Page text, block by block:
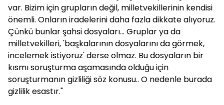
var. Bizim için grupların değil, milletvekillerinin kendisi
önemli. Onların iradelerini daha fazla dikkate alıyoruz.
Çünkü bunlar şahsi dosyaları... Gruplar ya da
milletvekilleri, 'başkalarının dosyalarını da görmek,
incelemek istiyoruz' derse olmaz. Bu dosyaların bir
kısmı soruşturma aşamasında olduğu için
soruşturmanın gizliliği söz konusu.. O nedenle burada
gizlilik esastır."